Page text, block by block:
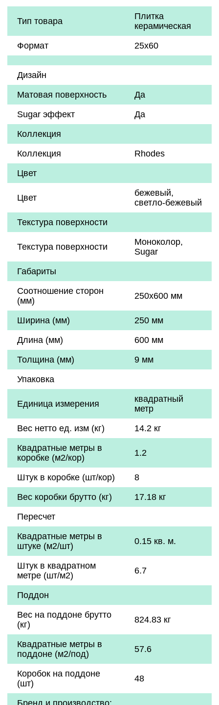
Тип товара
Плитка
керамическая
Формат
25х60
Дизайн
Матовая поверхность
Да
Sugar эффект
Да
Коллекция
Коллекция
Rhodes
Цвет
Цвет бежевый,
светло-бежевый
Текстура поверхности
Текстура поверхности
Моноколор,
Sugar
Габариты
Соотношение сторон
(мм)
250x600 мм
Ширина (мм)
250 мм
Длина (мм)
600 мм
Толщина (мм)
9 мм
Упаковка
Единица измерения
квадратный
метр
Вес нетто ед. изм (кг)
14.2 кг
Квадратные метры в
коробке (м2/кор)
1.2
Штук в коробке (шт/кор)
8
Вес коробки брутто (кг)
17.18 кг
Пересчет
Квадратные метры в
штуке (м2/шт)
0.15 кв. м.
Штук в квадратном
метре (шт/м2)
6.7
Поддон
Вес на поддоне брутто
(кг)
824.83 кг
Квадратные метры в
поддоне (м2/под)
57.6
Коробок на поддоне
(шт)
48
Бренд и производство: